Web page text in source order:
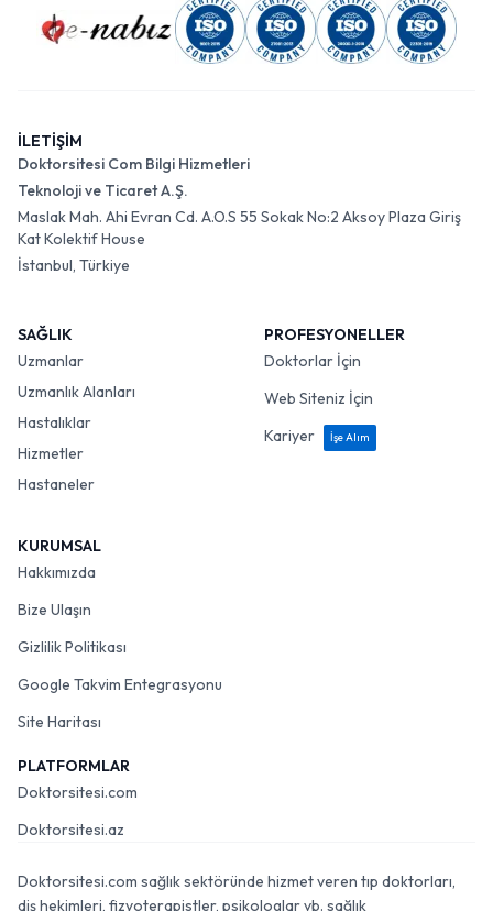
İLETİŞİM
Doktorsitesi Com Bilgi Hizmetleri
Teknoloji ve Ticaret A.Ş.
Maslak Mah. Ahi Evran Cd. A.O.S 55 Sokak No:2 Aksoy Plaza Giriş
Kat Kolektif House
İstanbul, Türkiye
SAĞLIK
Uzmanlar
Uzmanlık Alanları
Hastalıklar
Hizmetler
Hastaneler
PROFESYONELLER
Doktorlar İçin
Web Siteniz İçin
Kariyer
İşe Alım
KURUMSAL
Hakkımızda
Bize Ulaşın
Gizlilik Politikası
Google Takvim Entegrasyonu
Site Haritası
PLATFORMLAR
Doktorsitesi.com
Doktorsitesi.az
Doktorsitesi.com sağlık sektöründe hizmet veren tıp doktorları,
diş hekimleri, fizyoterapistler, psikologlar vb. sağlık